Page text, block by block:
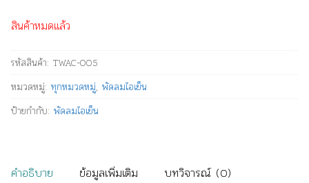
สินค้าหมดแล้ว
รหัสสินค้า: TWAC-005
หมวดหมู่: ทุกหมวดหมู่, พัดลมไอเย็น
ป้ายกำกับ: พัดลมไอเย็น
คำอธิบาย ข้อมูลเพิ่มเติม บทวิจารณ์ (0)